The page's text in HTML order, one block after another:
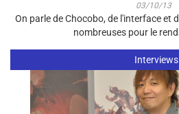
03/10/13
On parle de Chocobo, de l'interface et
nombreuses pour le
Interviews